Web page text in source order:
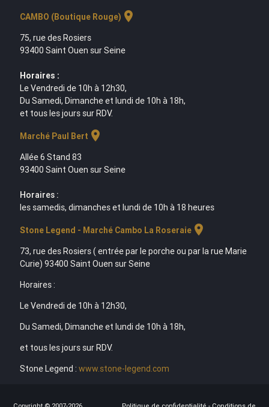
CAMBO (Boutique Rouge) location_on
75, rue des Rosiers
93400 Saint Ouen sur Seine
Horaires :
Le Vendredi de 10h à 12h30,
Du Samedi, Dimanche et lundi de 10h à 18h,
et tous les jours sur RDV.
Marché Paul Bert location_on
Allée 6 Stand 83
93400 Saint Ouen sur Seine
Horaires :
les samedis, dimanches et lundi de 10h à 18 heures
Stone Legend - Marché Cambo La Roseraielocation_on
73, rue des Rosiers ( entrée par le porche ou par la rue Marie
Curie) 93400 Saint Ouen sur Seine
Horaires :
Le Vendredi de 10h à 12h30,
Du Samedi, Dimanche et lundi de 10h à 18h,
et tous les jours sur RDV.
Stone Legend : www.stone-legend.com